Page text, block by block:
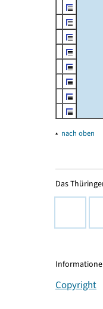
▴ nach oben
Das
Copyright